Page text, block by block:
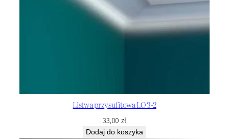
Listwa przysufitowa LO 3-2
33,00zł
Dodaj do koszyka